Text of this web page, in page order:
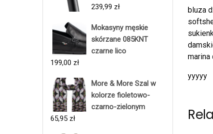
239,99 zł
Mokasyny męskie
skórzane 085KNT
czarne lico
199,00 zł
More & More Szal w
kolorze fioletowo-
czarno-zielonym
65,95 zł
bluza
marina
yyyyy